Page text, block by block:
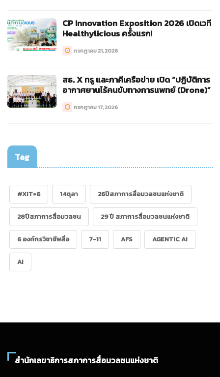
CP Innovation Exposition 2026 เปิดเวที
Healthylicious ครั้งแรก!
กรกฎาคม 21, 2026
สธ. X ทรู และภาคีเครือข่าย เปิด “ปฏิบัติการ
อากาศยานไร้คนขับทางการแพทย์ (Drone)”
กรกฎาคม 17, 2026
Tag
#XIT=6 14ตุลา 26ปีสภาการสื่อมวลชนแห่งชาติ
28ปีสภาการสื่อมวลชน 29 ปี สภาการสื่อมวลชนแห่งชาติ
6 องค์กรวิชาชีพสื่อ 7-11 AFS AGENTIC AI
AI
สำนักเลขาธิการสภาการสื่อมวลชนแห่งชาติ